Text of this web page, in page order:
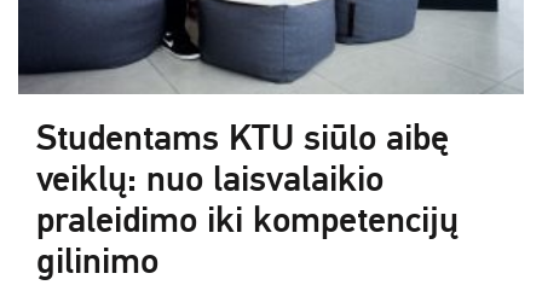
Studentams KTU siūlo aibę
veiklų: nuo laisvalaikio
praleidimo iki kompetencijų
gilinimo